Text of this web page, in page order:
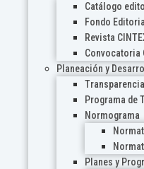
Catálogo
Fondo
Revista
Convocatoria
Planeación y
Programa de
Normograma
Planes y